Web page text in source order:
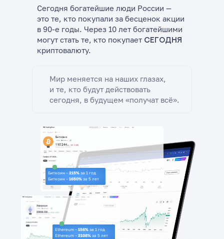
Мир меняется на наших глазах,
и те, кто будут действовать
сегодня, в будущем «получат всё».
Сегодня богатейшие люди России —
это те, кто покупали за бесценок акции
в 90-е годы. Через 10 лет богатейшими
могут стать те, кто покупает сегодня
криптовалюту.
Ethereum – 156% за 1 год
Ethereum – 2108% за 5 лет
Биткоин – 215% за 1 год
Биткоин – 1650% за 5 лет